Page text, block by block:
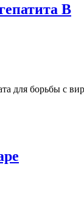
В
для борьбы с